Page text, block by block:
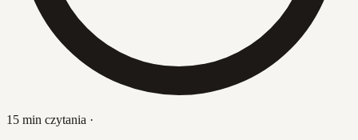
15 min czytania ·